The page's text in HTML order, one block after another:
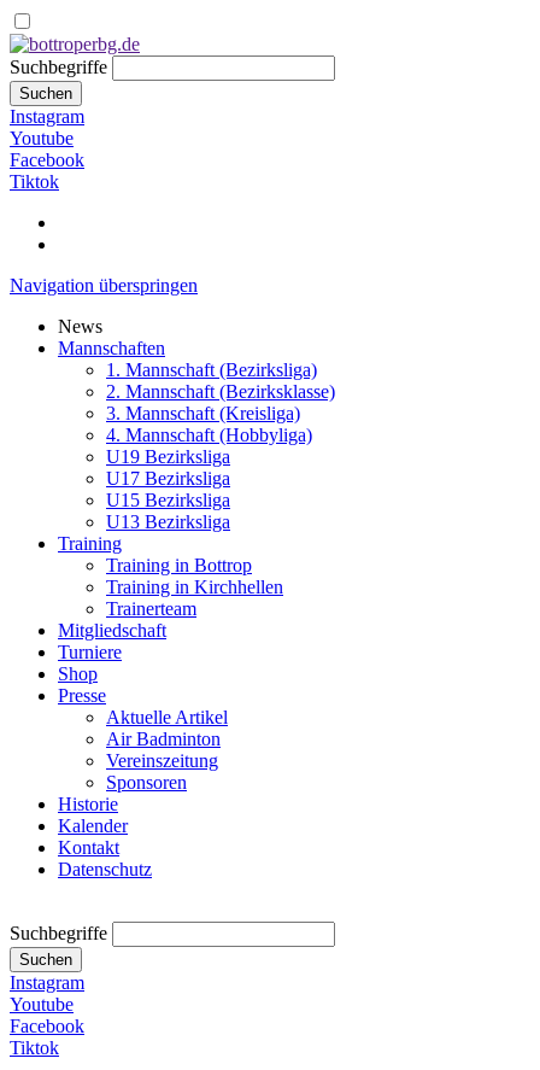
Suchbegriffe
Suchen
Instagram
Youtube
Facebook
Tiktok
Navigation überspringen
News
Mannschaften
1. Mannschaft (Bezirksliga)
2. Mannschaft (Bezirksklasse)
3. Mannschaft (Kreisliga)
4. Mannschaft (Hobbyliga)
U19 Bezirksliga
U17 Bezirksliga
U15 Bezirksliga
U13 Bezirksliga
Training
Training in Bottrop
Training in Kirchhellen
Trainerteam
Mitgliedschaft
Turniere
Shop
Presse
Aktuelle Artikel
Air Badminton
Vereinszeitung
Sponsoren
Historie
Kalender
Kontakt
Datenschutz
Suchbegriffe
Suchen
Instagram
Youtube
Facebook
Tiktok